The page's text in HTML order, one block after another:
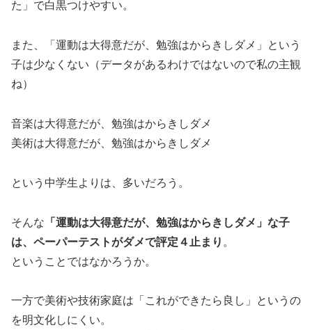
た」で白黒つけやすい。
また、「運動は大得意だが、勉強はからきしダメ」という
子は少なくない（データがあるわけではないので私の主観
ね）
音楽は大得意だが、勉強はからきしダメ
美術は大得意だが、勉強はからきしダメ
という中学生よりは、多いだろう。
そんな 「運動は大得意だが、勉強はからきしダメ」な子
は、ペーパーテストがダメで評定４止まり 。
ということではなかろうか。
一方で美術や技術家庭は「これができたら良し」というの
を明文化しにくい。